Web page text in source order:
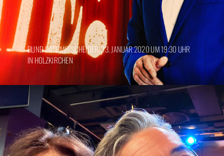
BLIND DATE MIT SCHEIDER: 23. JANUAR 2020 UM 19:30 UHR
IN HOLZKIRCHEN